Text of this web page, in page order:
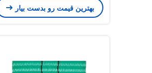
بهترین قیمت رو بدست بیار